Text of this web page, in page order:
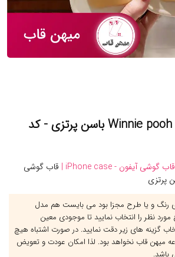
قاب گوشی آیفون Winnie pooh باسن پرتزی - کد
قاب گوشی آیفون - iPhone case |
قاب گوشی
رنگ و یا طرح مجزا بود می بایست هم مدل
نظر را انتخاب نمایید تا موجودی معین
گزینه های زیر دقت نمایید. در صورت اشتباه هیچ
میهن قاب نخواهد بود. لذا امکان عودت و تعویض
باشد.